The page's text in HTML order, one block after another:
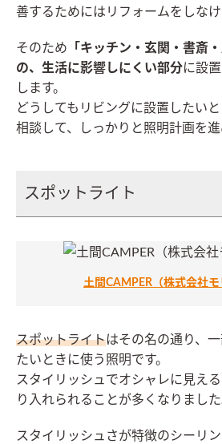
善するためにはリフォームをしなけ
そのため 「キッチン・玄関・書斎
の、生活に影響しにくい部分に設
します。
どうしてもリビングに設置したい
相談して、しっかりと照明計画を進
スポットライト
土間CAMPER（株式会社モ
スポットライトはその名の通り、
たいときに使う照明です。
スタイリッシュでオシャレに見え
り入れられることが多くなりました
スタイリッシュさが特徴のシーリン